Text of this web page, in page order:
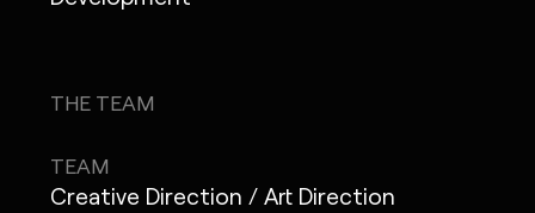
THE TEAM
TEAM
Creative Direction / Art Direction